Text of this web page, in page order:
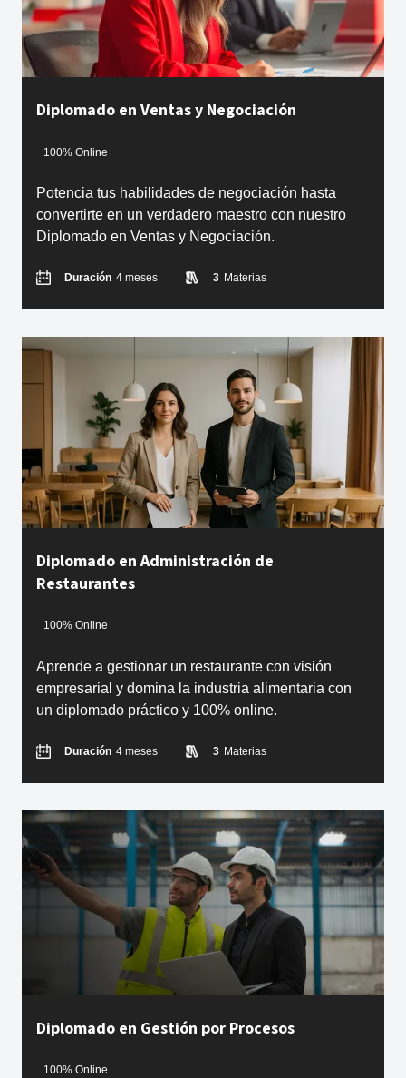
Diplomado en Ventas y Negociación
100% Online
Potencia tus habilidades de negociación hasta
convertirte en un verdadero maestro con nuestro
Diplomado en Ventas y Negociación.
Duración 4 meses 3 Materias
Diplomado en Administración de
Restaurantes
100% Online
Aprende a gestionar un restaurante con visión
empresarial y domina la industria alimentaria con
un diplomado práctico y 100% online.
Duración 4 meses 3 Materias
Diplomado en Gestión por Procesos
100% Online